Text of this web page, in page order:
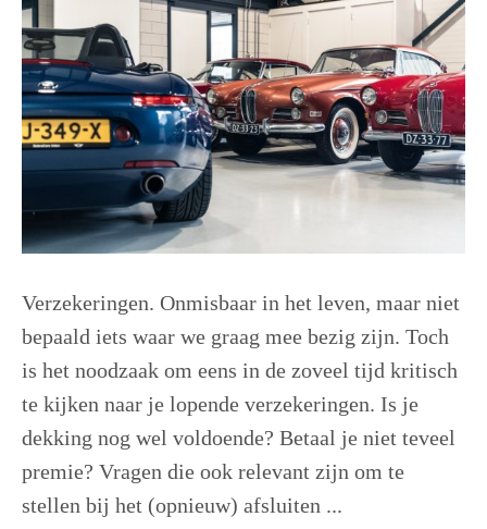
Verzekeringen. Onmisbaar in het leven, maar niet
bepaald iets waar we graag mee bezig zijn. Toch
is het noodzaak om eens in de zoveel tijd kritisch
te kijken naar je lopende verzekeringen. Is je
dekking nog wel voldoende? Betaal je niet teveel
premie? Vragen die ook relevant zijn om te
stellen bij het (opnieuw) afsluiten ...